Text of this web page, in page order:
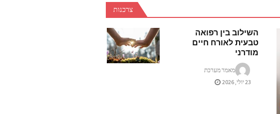
צרכנות
השילוב בין רפואה
טבעית לאורח חיים
מודרני
מאמר מערכת
23 יולי, 2026